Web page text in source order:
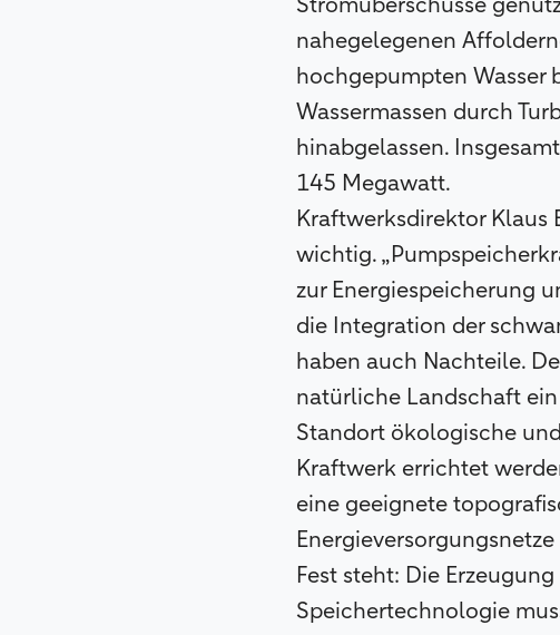
Stromüberschüsse
nahegelegenen
hochgepumpten Wasser
Wassermassen durch
hinabgelassen.
145 Megawatt.
Kraftwerksdirektor Klaus
wichtig.
zur Energiespeicherung
die Integration der
haben auch Nachteile.
natürliche Landschaft
Standort ökologische
Kraftwerk errichtet
eine geeignete
Fest steht: Die
Speichertechnologie